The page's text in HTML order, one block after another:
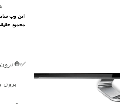
اینوب
محمود
برون